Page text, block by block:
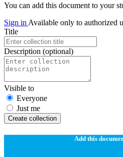
You can add this document to your
Sign in Available only to authorized
Title
Description (optional)
Visible to
Everyone
Just me
Create collection
Add this